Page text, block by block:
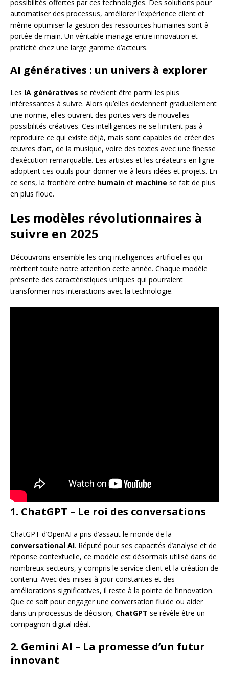
possibilités offertes par ces technologies. Des solutions pour
automatiser des processus, améliorer l’expérience client et
même optimiser la gestion des ressources humaines sont à
portée de main. Un véritable mariage entre innovation et
praticité chez une large gamme d’acteurs.
AI génératives : un univers à explorer
Les IA génératives se révèlent être parmi les plus
intéressantes à suivre. Alors qu’elles deviennent graduellement
une norme, elles ouvrent des portes vers de nouvelles
possibilités créatives. Ces intelligences ne se limitent pas à
reproduire ce qui existe déjà, mais sont capables de créer des
œuvres d’art, de la musique, voire des textes avec une finesse
d’exécution remarquable. Les artistes et les créateurs en ligne
adoptent ces outils pour donner vie à leurs idées et projets. En
ce sens, la frontière entre humain et machine se fait de plus
en plus floue.
Les modèles révolutionnaires à
suivre en 2025
Découvrons ensemble les cinq intelligences artificielles qui
méritent toute notre attention cette année. Chaque modèle
présente des caractéristiques uniques qui pourraient
transformer nos interactions avec la technologie.
1. ChatGPT – Le roi des conversations
ChatGPT d’OpenAI a pris d’assaut le monde de la
conversational AI. Réputé pour ses capacités d’analyse et de
réponse contextuelle, ce modèle est désormais utilisé dans de
nombreux secteurs, y compris le service client et la création de
contenu. Avec des mises à jour constantes et des
améliorations significatives, il reste à la pointe de l’innovation.
Que ce soit pour engager une conversation fluide ou aider
dans un processus de décision, ChatGPT se révèle être un
compagnon digital idéal.
2. Gemini AI – La promesse d’un futur
innovant